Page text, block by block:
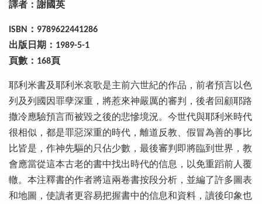
譯者：謝國英
ISBN：9789622441286
出版日期：1989-5-1
頁數：168頁
耶利米書及耶利米哀歌是主前六世紀的作品，前者預言以色
列及列國因罪孽深重，將惹來神嚴厲的審判，後者回顧耶路
撒冷應驗預言而被毀之後的悲慘境況。今世代與耶利米時代
很相似，都是罪惡深重的時代，離道反教、假冒為善的事比
比皆是，作神先驅的只佔少數，最後審判即將臨到世界，教
會應當從這本古老的書中找出時代的信息，以免重蹈前人覆
轍。本注釋書的作者將這兩卷書按段分析，並編了許多圖表
和地圖，使讀者更容易把握書中的信息和資料，讀後印象也